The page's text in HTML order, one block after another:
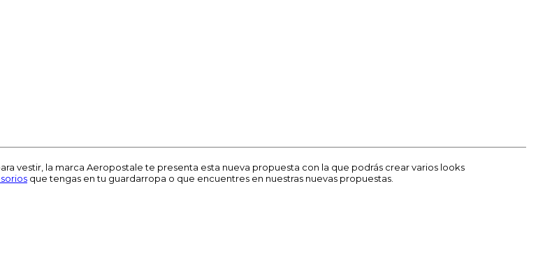
vestir, la marca Aeropostale te presenta esta nueva propuesta con la que podrás crear varios looks
que tengas en tu guardarropa o que encuentres en nuestras nuevas propuestas.